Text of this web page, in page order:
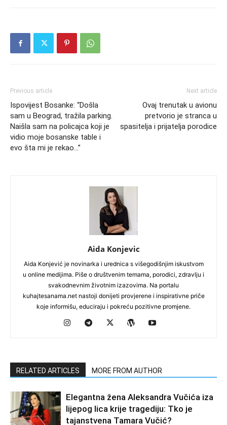
Previous article
Ispovijest Bosanke: “Došla
sam u Beograd, tražila parking.
Naišla sam na policajca koji je
vidio moje bosanske table i
evo šta mi je rekao…”
Next article
Ovaj trenutak u avionu
pretvorio je stranca u
spasitelja i prijatelja porodice
Aida Konjevic
Aida Konjević je novinarka i urednica s višegodišnjim iskustvom
u online medijima. Piše o društvenim temama, porodici, zdravlju i
svakodnevnim životnim izazovima. Na portalu
kuhajtesanama.net nastoji donijeti provjerene i inspirativne priče
koje informišu, educiraju i pokreću pozitivne promjene.
RELATED ARTICLES MORE FROM AUTHOR
Elegantna žena Aleksandra Vučića iza
lijepog lica krije tragediju: Tko je
tajanstvena Tamara Vučić?